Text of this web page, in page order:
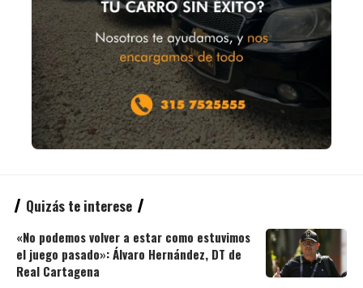
Quizás te interese
«No podemos volver a estar como estuvimos
el juego pasado»: Álvaro Hernández, DT de
Real Cartagena